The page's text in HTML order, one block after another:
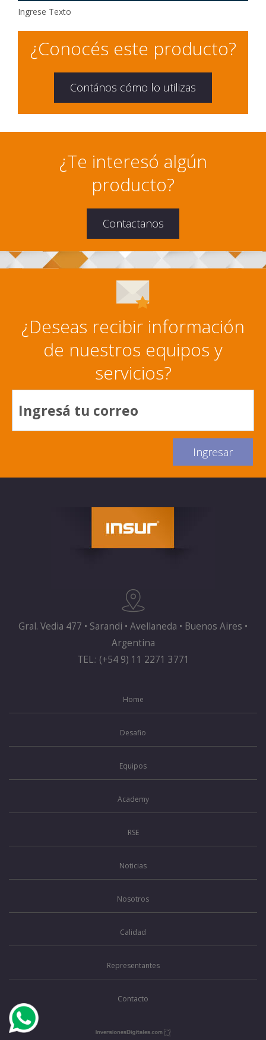
Ingrese Texto
¿Conocés este producto?
Contános cómo lo utilizas
¿Te interesó algún
producto?
Contactanos
¿Deseas recibir información
de nuestros equipos y
servicios?
Gral. Vedia 477 • Sarandi • Avellaneda • Buenos Aires •
Argentina
TEL.: (+54 9) 11 2271 3771
Home
Desafio
Equipos
Academy
RSE
Noticias
Nosotros
Calidad
Representantes
Contacto